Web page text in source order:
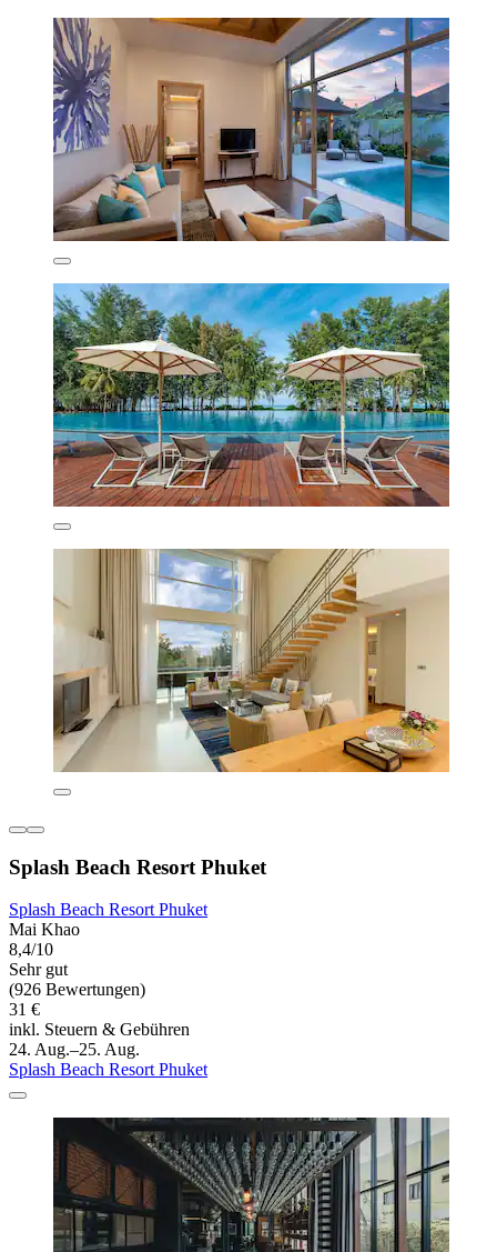
Splash Beach Resort Phuket
Splash Beach Resort Phuket
Mai Khao
8,4/10
Sehr gut
(926 Bewertungen)
31 €
inkl. Steuern & Gebühren
24. Aug.–25. Aug.
Splash Beach Resort Phuket